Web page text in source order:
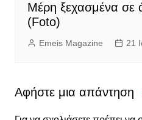
Μέρη ξεχασμένα σε
(Foto)
Emeis Magazine 21
Αφήστε μια απάντηση